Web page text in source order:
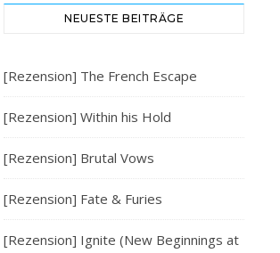
NEUESTE BEITRÄGE
[Rezension] The French Escape
[Rezension] Within his Hold
[Rezension] Brutal Vows
[Rezension] Fate & Furies
[Rezension] Ignite (New Beginnings at